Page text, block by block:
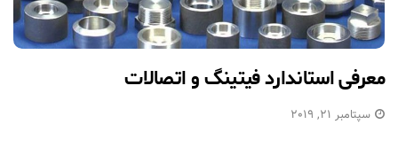
معرفی استاندارد فیتینگ و اتصالات
سپتامبر 21, 2019